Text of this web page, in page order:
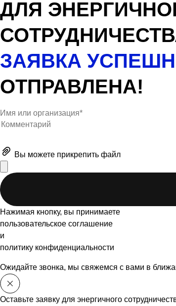
ДЛЯ
ЗАЯВКА
ОТПРАВЛЕНА!
Вы можете прикрепить файл
Нажимая кнопку, вы принимаете
пользовательское соглашение
и
политику конфиденциальности
Ожидайте звонка, мы свяжемся с вами в
Оставьте заявку для энергичного